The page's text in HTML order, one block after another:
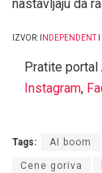
nastavljaju da
IZVOR: I NDEPENDENTI
Pratite portal
Instagram,
Tags: AI boom
Cene goriva